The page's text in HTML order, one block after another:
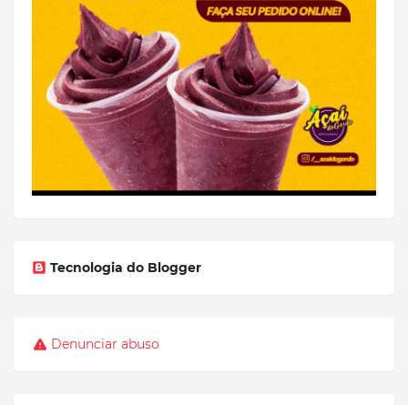
Tecnologia do Blogger
Denunciar abuso